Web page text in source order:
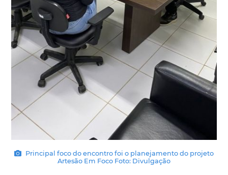
Principal foco do encontro foi o planejamento do projeto
Artesão Em Foco Foto: Divulgação